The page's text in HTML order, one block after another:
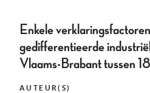
Enkele
gedifferentieerde
Vlaams-Brabant tussen
AUTEUR(S)